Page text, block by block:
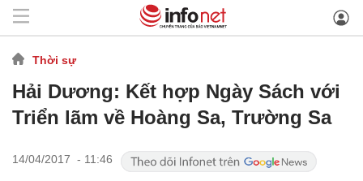
Thời sự
Hải Dương: Kết hợp Ngày Sách với
Triển lãm về Hoàng Sa, Trường Sa
14/04/2017 - 11:46